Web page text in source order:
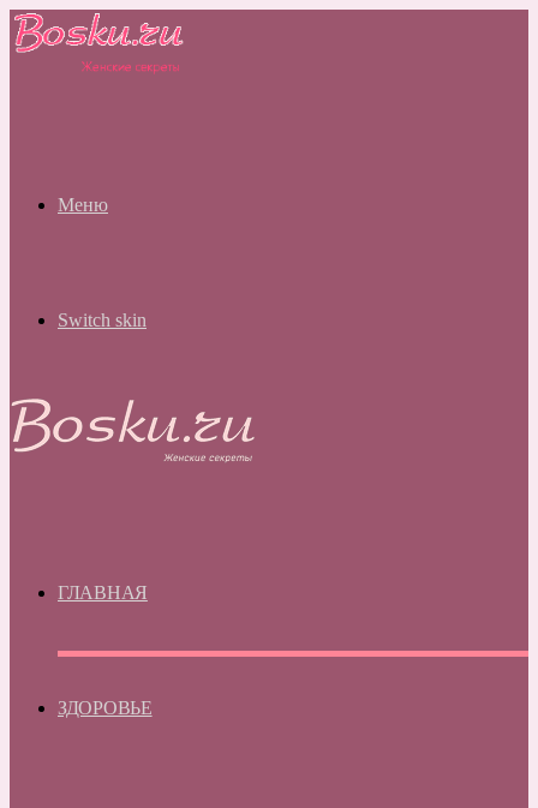
Меню
Switch skin
ГЛАВНАЯ
ЗДОРОВЬЕ